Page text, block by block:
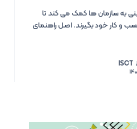
به سازمان ها کمک می کند تا
و کار خود بگیرند. اصل راهنمای
ISCT